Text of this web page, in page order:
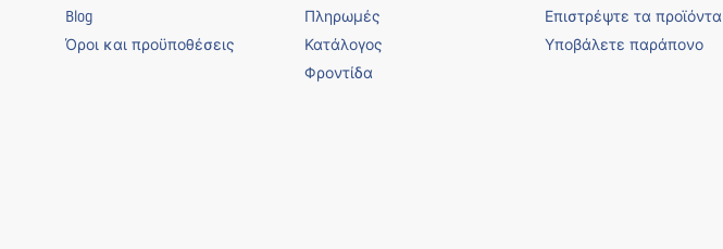
Blog
Όροι και προϋποθέσεις
Πληρωμές
Κατάλογος
Φροντίδα
Επιστρέψτε τα προϊόντα
Υποβάλετε παράπονο